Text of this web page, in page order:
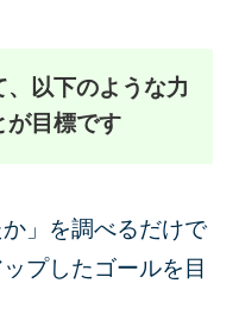
、以下のような力
が目標です
」を調べるだけで
プしたゴールを目